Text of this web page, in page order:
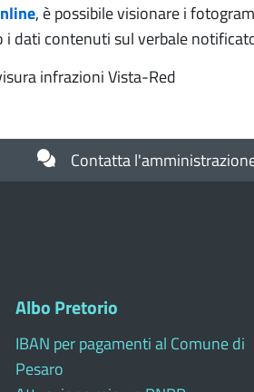
, è possibile visionare i
dati contenuti sul verbale
infrazioni Vista-Red
Contatta
Albo Pretorio
IBAN per pagamenti al Comune di
Pesaro